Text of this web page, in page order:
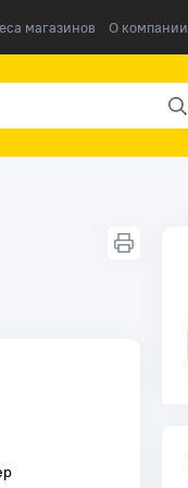
магазинов О компании